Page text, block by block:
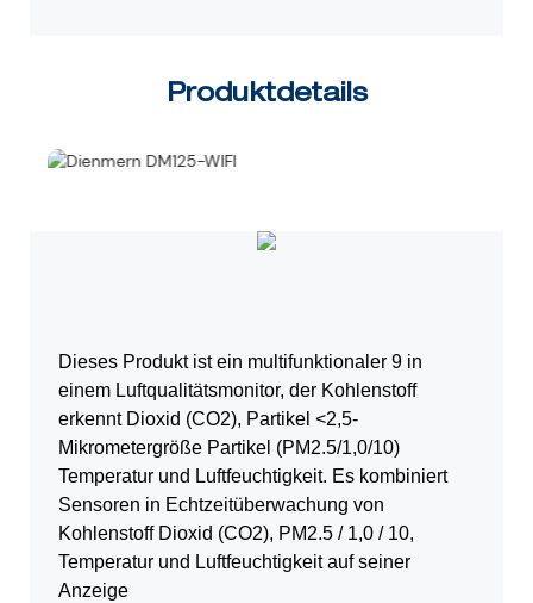
Produktdetails
Dieses Produkt ist ein multifunktionaler 9 in
einem Luftqualitätsmonitor, der Kohlenstoff
erkennt Dioxid (CO2), Partikel <2,5-
Mikrometergröße Partikel (PM2.5/1,0/10)
Temperatur und Luftfeuchtigkeit. Es kombiniert
Sensoren in Echtzeitüberwachung von
Kohlenstoff Dioxid (CO2), PM2.5 / 1,0 / 10,
Temperatur und Luftfeuchtigkeit auf seiner
Anzeige